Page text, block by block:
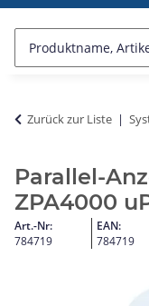
Zurück zur Liste
Parallel-
ZPA4000
Art.-Nr:
784719
EAN:
784719